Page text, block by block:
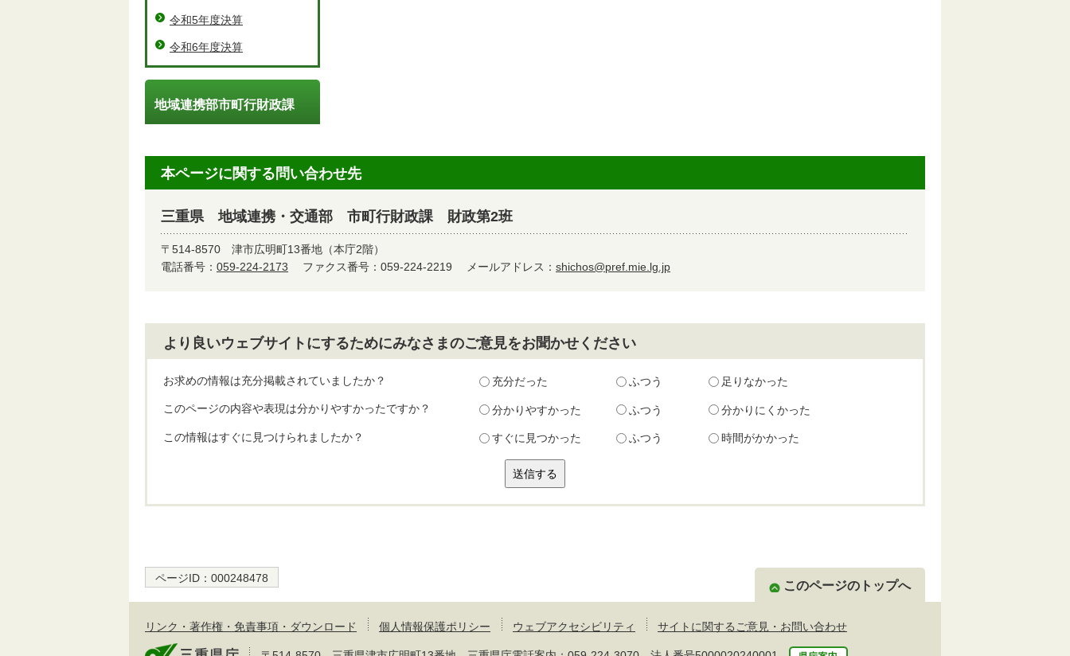
令和5年度決算
令和6年度決算
地域連携部市町行財政課
本ページに関する問い合わせ先
三重県 地域連携・交通部 市町行財政課 財政第2班
〒514-8570 津市広明町13番地（本庁2階）
電話番号： 059-224-2173 ファクス番号：059-224-2219 メールアドレス： shichos@pref.mie.lg.jp
より良いウェブサイトにするためにみなさまのご意見をお聞かせください
お求めの情報は充分掲載されていましたか？ 充分だった ふつう 足りなかった
このページの内容や表現は分かりやすかったですか？ 分かりやすかった ふつう 分かりにくかった
この情報はすぐに見つけられましたか？ すぐに見つかった ふつう 時間がかかった
ページID： 000248478
このページのトップへ
リンク・著作権・免責事項・ダウンロード 個人情報保護ポリシー ウェブアクセシビリティ サイトに関するご意見・お問い合わせ